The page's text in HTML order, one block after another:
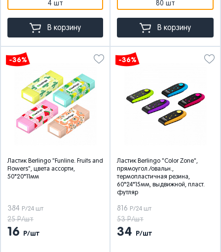
4 шт
В корзину
80 шт
В корзину
-36%
Ластик Berlingo "Funline. Fruits and
Flowers", цвета ассорти,
50*20*11мм
384 Р/24 шт
25 Р/шт
16 Р/шт
-36%
Ластик Berlingo "Color Zone",
прямоугол./овальн.,
термопластичная резина,
60*24*15мм, выдвижной, пласт.
футляр
816 Р/24 шт
53 Р/шт
34 Р/шт